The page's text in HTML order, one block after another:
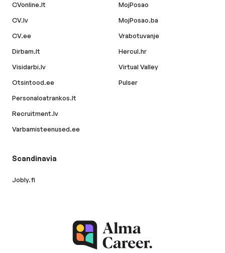
CVonline.lt
CV.lv
CV.ee
Dirbam.lt
Visidarbi.lv
Otsintood.ee
Personaloatrankos.lt
Recruitment.lv
Varbamisteenused.ee
MojPosao
MojPosao.ba
Vrabotuvanje
Hercul.hr
Virtual Valley
Pulser
Scandinavia
Jobly.fi